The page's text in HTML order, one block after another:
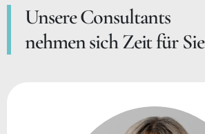
Unsere Consultants
nehmen sich Zeit für Sie